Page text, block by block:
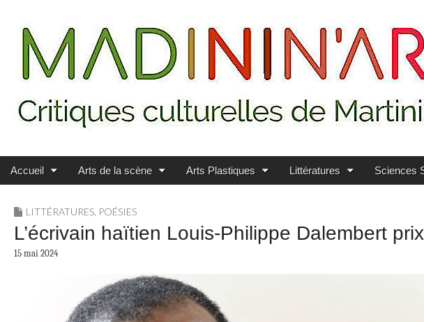
MADININ'ART
Main menu
Skip to content
Accueil Arts de la scène Arts Plastiques Littératures Sciences
LITTÉRATURES POÉSIES
L’écrivain haïtien Louis-Philippe Dalembert
15 mai 2024